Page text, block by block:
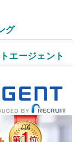
グ
エージェント